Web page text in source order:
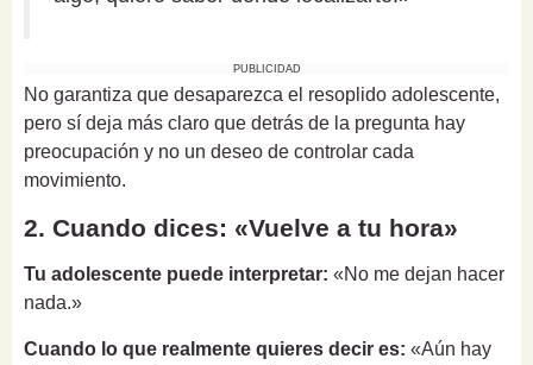
PUBLICIDAD
No garantiza que desaparezca el resoplido adolescente,
pero sí deja más claro que detrás de la pregunta hay
preocupación y no un deseo de controlar cada
movimiento.
2. Cuando dices: «Vuelve a tu hora»
Tu adolescente puede interpretar: «No me dejan hacer
nada.»
Cuando lo que realmente quieres decir es: «Aún hay